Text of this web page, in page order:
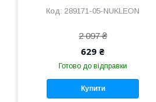
289171-05-NUKLEON
2 097 ₴
629 ₴
Готово до відправки
Купити